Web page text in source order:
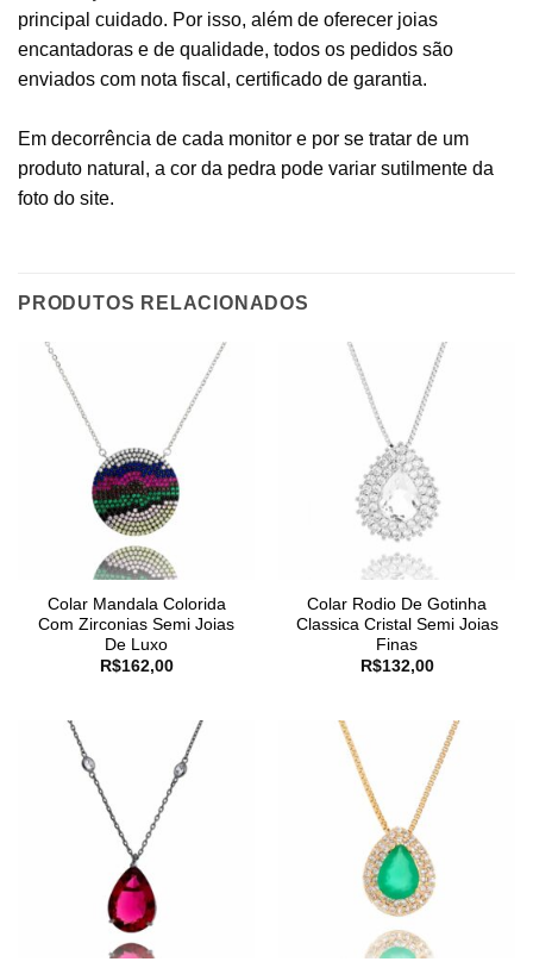
principal cuidado. Por isso, além de oferecer joias
encantadoras e de qualidade, todos os pedidos são
enviados com nota fiscal, certificado de garantia.
Em decorrência de cada monitor e por se tratar de um
produto natural, a cor da pedra pode variar sutilmente da
foto do site.
PRODUTOS RELACIONADOS
Colar Mandala Colorida
Com Zirconias Semi Joias
De Luxo
R$162,00
Colar Rodio De Gotinha
Classica Cristal Semi Joias
Finas
R$132,00